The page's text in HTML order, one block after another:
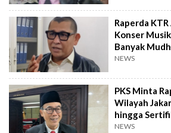
Raperda
Konser
Banyak
NEWS
PKS Minta
Wilayah
hingga
Bikin Kacau
NEWS